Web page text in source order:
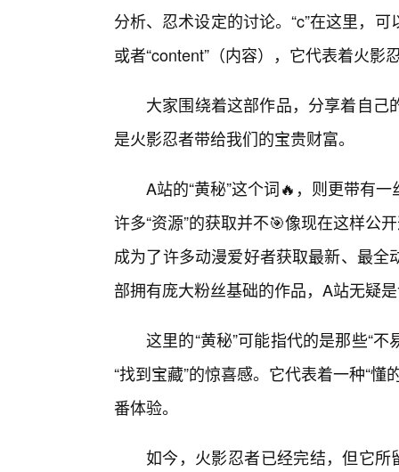
分析、忍术设定的讨论。“c”在这里，
或者“content”（内容），它代表着火
大家围绕着这部作品，分享着自
是火影忍者带给我们的宝贵财富。
A站的“黄秘”这个词🔥，则更带有
许多“资源”的获取并不🎯像现在这样公
成为了许多动漫爱好者获取最新、最
部拥有庞大粉丝基础的作品，A站无疑
这里的“黄秘”可能指代的是那些“
“找到宝藏”的惊喜感。它代表着一种“
番体验。
如今，火影忍者已经完结，但它所